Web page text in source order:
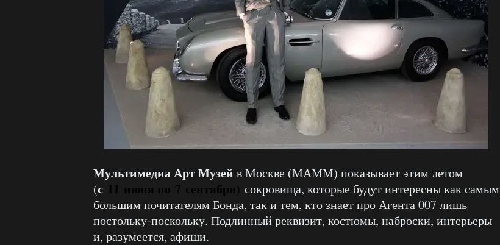
Мультимедиа Арт Музей в Москве (МАММ) показывает этим летом
(с 11 июня по 7 сентября) сокровища, которые будут интересны как самым
большим почитателям Бонда, так и тем, кто знает про Агента 007 лишь
постольку-поскольку. Подлинный реквизит, костюмы, наброски, интерьеры
и, разумеется, афиши.